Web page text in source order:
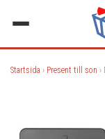
Startsida › Present till son